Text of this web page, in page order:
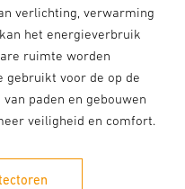
verlichting, verwarming
het energieverbruik
ruimte worden
gebruikt voor de op de
paden en gebouwen
veiligheid en comfort.